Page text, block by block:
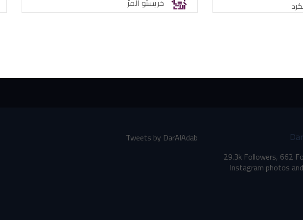
خريستو المرّ
29.3k Followers, 662
Instagram photos
Tweets by DarAlAdab